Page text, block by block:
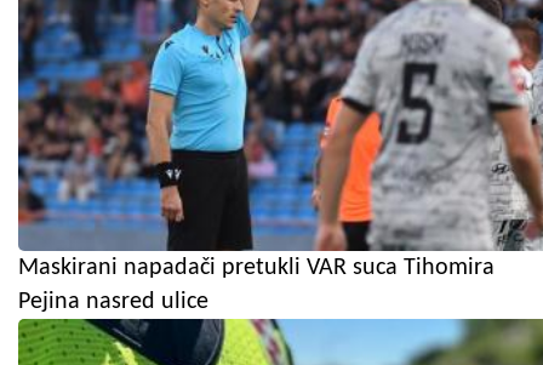
Maskirani napadači pretukli VAR suca Tihomira
Pejina nasred ulice